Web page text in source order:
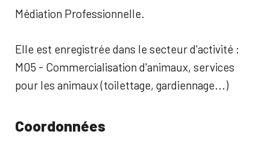
Médiation Professionnelle.
Elle est enregistrée dans le secteur d'activité :
M05 - Commercialisation d'animaux, services
pour les animaux (toilettage, gardiennage...)
Coordonnées